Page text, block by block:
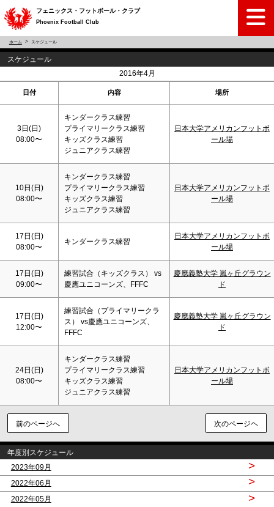
フェニックス・フットボール・クラブ
Phoenix Football Club
ホーム スケジュール
スケジュール
2016年4月
日付 内容 場所
3日(日)
08:00〜
キンダークラス練習
プライマリークラス練習
キッズクラス練習
ジュニアクラス練習
日本大学アメリカンフットボ
ール場
10日(日)
08:00〜
キンダークラス練習
プライマリークラス練習
キッズクラス練習
ジュニアクラス練習
日本大学アメリカンフットボ
ール場
17日(日)
08:00〜
キンダークラス練習
日本大学アメリカンフットボ
ール場
17日(日)
09:00〜
練習試合（キッズクラス） vs
慶應ユニコーンズ、FFFC
慶應義塾大学 嵐ヶ丘グラウン
ド
17日(日)
12:00〜
練習試合（プライマリークラ
ス） vs慶應ユニコーンズ、
FFFC
慶應義塾大学 嵐ヶ丘グラウン
ド
24日(日)
08:00〜
キンダークラス練習
プライマリークラス練習
キッズクラス練習
ジュニアクラス練習
日本大学アメリカンフットボ
ール場
前のページへ 次のページヘ
年度別スケジュール
2023年09月
>
2022年06月 >
2022年05月 >